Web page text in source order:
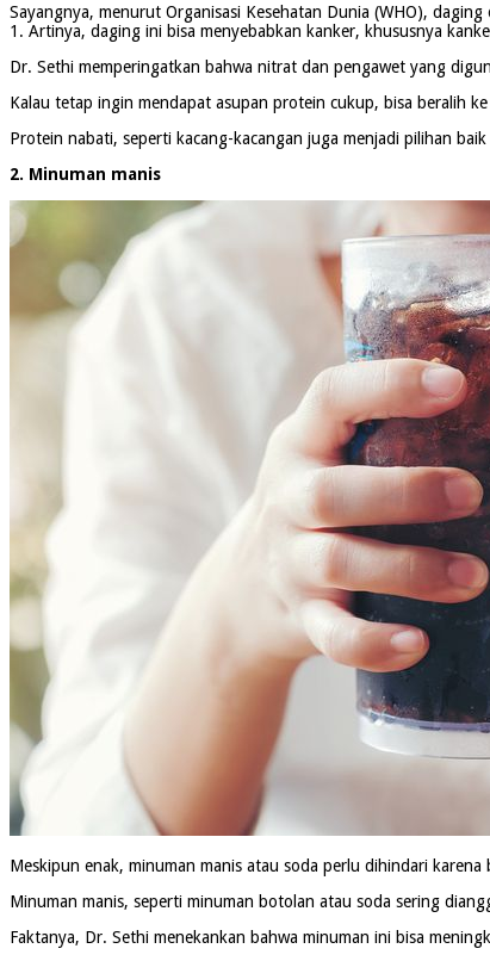
Sayangnya, menurut Organisasi Kesehatan Dunia (WHO),
1. Artinya, daging ini bisa menyebabkan kanker, khususnya
Dr. Sethi memperingatkan bahwa nitrat dan pengawet yang
Kalau tetap ingin mendapat asupan protein cukup, bisa beralih
Protein nabati, seperti kacang-kacangan juga menjadi pilihan
2. Minuman manis
Meskipun enak, minuman manis atau soda perlu dihindari
Minuman manis, seperti minuman botolan atau soda sering
Faktanya, Dr. Sethi menekankan bahwa minuman ini bisa